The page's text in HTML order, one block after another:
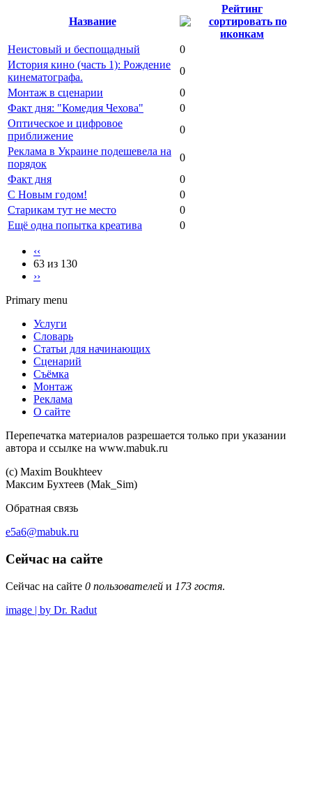
Название
Рейтинг
Неистовый и беспощадный
0
История кино (часть 1): Рождение
кинематографа.
0
Монтаж в сценарии
0
Факт дня: "Комедия Чехова"
0
Оптическое и цифровое
приближение
0
Реклама в Украине подешевела на
порядок
0
Факт дня
0
С Новым годом!
0
Старикам тут не место
0
Ещё одна попытка креатива
0
‹‹
63 из 130
››
Primary menu
Услуги
Словарь
Статьи для начинающих
Сценарий
Съёмка
Монтаж
Реклама
О сайте
Перепечатка материалов разрешается только при указании
автора и ссылке на www.mabuk.ru
(c) Maхim Boukhteev
Максим Бухтеев (Mak_Sim)
Обратная связь
e5a6@mabuk.ru
Сейчас на сайте
Сейчас на сайте 0 пользователей и 173 гостя.
image | by Dr. Radut